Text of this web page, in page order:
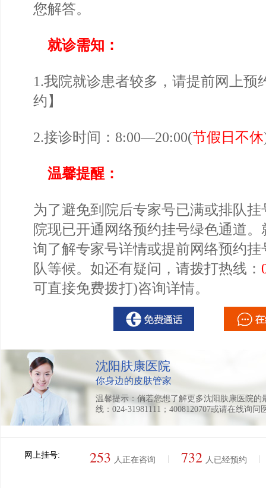
您解答。
就诊需知：
1.我院就诊患者较多，请提前网上预
约 】
2.接诊时间：8:00—20:00(节假日不休
温馨提醒：
为了避免到院后专家号已满或排队
院现已开通网络预约挂号绿色通道
询了解专家号详情或提前网络预约
队等候。如还有疑问，请拨打热线：
可直接免费拨打)咨询详情。
沈阳肤康医院
你身边的皮肤管家
温馨提示：倘若您想了解更多沈阳肤康医院
线：024-31981111；4008120707或请在线询问
网上挂号: 253 人正在咨询 732 人已经预约